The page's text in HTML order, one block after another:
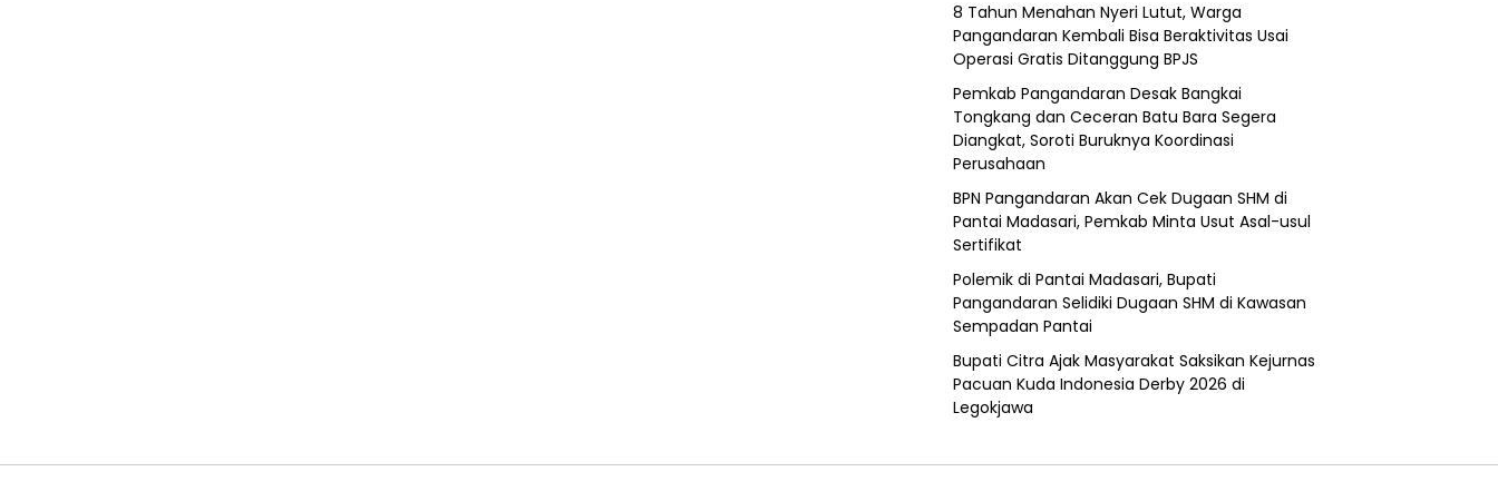
8 Tahun Menahan Nyeri Lutut, Warga
Pangandaran Kembali Bisa Beraktivitas Usai
Operasi Gratis Ditanggung BPJS
Pemkab Pangandaran Desak Bangkai
Tongkang dan Ceceran Batu Bara Segera
Diangkat, Soroti Buruknya Koordinasi
Perusahaan
BPN Pangandaran Akan Cek Dugaan SHM di
Pantai Madasari, Pemkab Minta Usut Asal-usul
Sertifikat
Polemik di Pantai Madasari, Bupati
Pangandaran Selidiki Dugaan SHM di Kawasan
Sempadan Pantai
Bupati Citra Ajak Masyarakat Saksikan Kejurnas
Pacuan Kuda Indonesia Derby 2026 di
Legokjawa